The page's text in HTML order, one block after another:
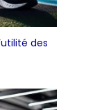
des